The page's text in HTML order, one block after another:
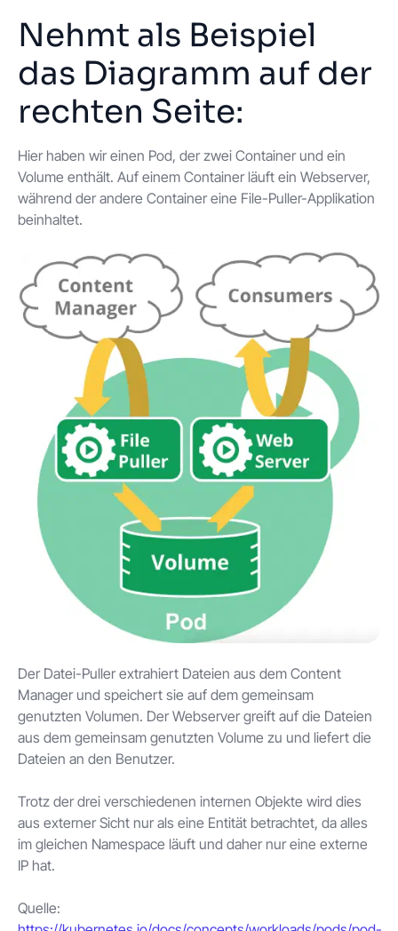
Nehmt als Beispiel
das Diagramm auf der
rechten Seite:
Hier haben wir einen Pod, der zwei Container und ein
Volume enthält. Auf einem Container läuft ein Webserver,
während der andere Container eine File-Puller-Applikation
beinhaltet.
Der Datei-Puller extrahiert Dateien aus dem Content
Manager und speichert sie auf dem gemeinsam
genutzten Volumen. Der Webserver greift auf die Dateien
aus dem gemeinsam genutzten Volume zu und liefert die
Dateien an den Benutzer.
Trotz der drei verschiedenen internen Objekte wird dies
aus externer Sicht nur als eine Entität betrachtet, da alles
im gleichen Namespace läuft und daher nur eine externe
IP hat.
Quelle: